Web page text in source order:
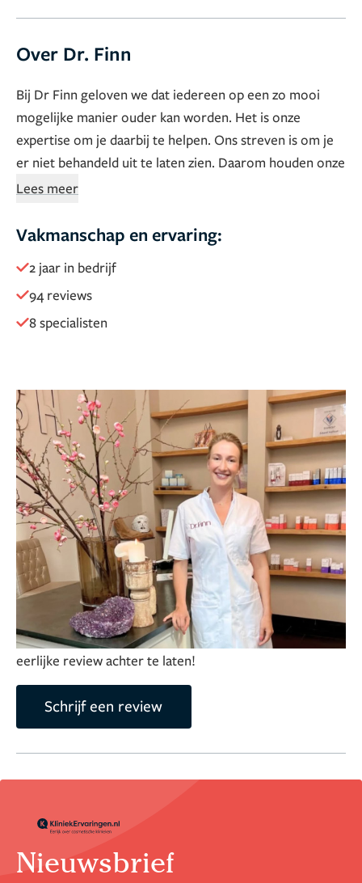
Over Dr. Finn
Bij Dr Finn geloven we dat iedereen op een zo mooi
mogelijke manier ouder kan worden. Het is onze
expertise om je daarbij te helpen. Ons streven is om je
er niet behandeld uit te laten zien. Daarom houden onze
artsen altijd rekening met de natuurlijke trekken in je
mogelijk eindresultaat. Wij behandelen binnen de
grenzen niet overschreden worden.
Samen kijken we welke behandeling het beste voor jou
voeren enkel en alleen de meest veilige en kwalitatief
meest hoogwaardige behandelingen uit, op
wetenschappelijke basis. Heeft een behandeling niet het
gewenste resultaat opgeleverd of treden er
bijwerkingen op? Dan zijn we altijd beschikbaar voor
hulp, snel en laagdrempelig.
Bij Dr Finn is iedereen welkom voor een consult. Op dit
moment is onze kliniek gevestigd op twee locaties: in
Huizen en in Utrecht (Leidsche Rijn).
Lees meer
Vakmanschap en ervaring:
2 jaar in bedrijf
94 reviews
8 specialisten
Deel je ervaring over deze kliniek
Help anderen met het maken van hun keuze door een
eerlijke review achter te laten!
Schrijf een review
Nieuwsbrief